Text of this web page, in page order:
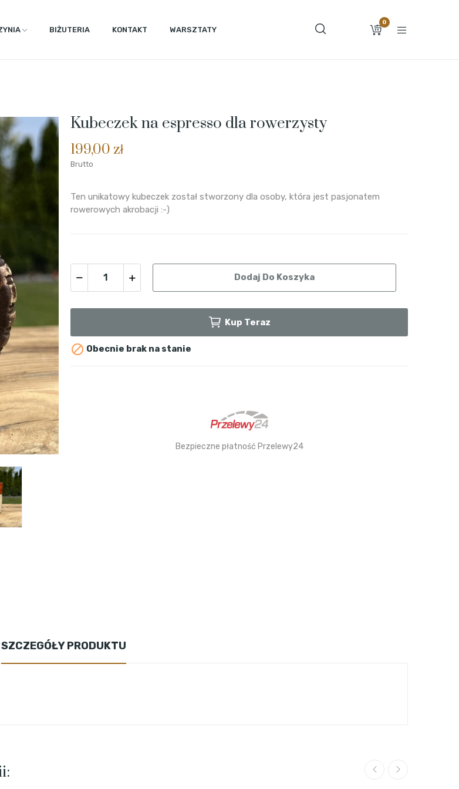
BIŻUTERIA KONTAKT WARSZTATY
0
Kubeczek na espresso dla rowerzysty
199,00 zł
Brutto
Ten unikatowy kubeczek został stworzony dla osoby, która jest pasjonatem
rowerowych akrobacji :-)
Dodaj Do Koszyka
Kup Teraz
 Obecnie brak na stanie
Bezpieczne płatność Przelewy24
SZCZEGÓŁY PRODUKTU